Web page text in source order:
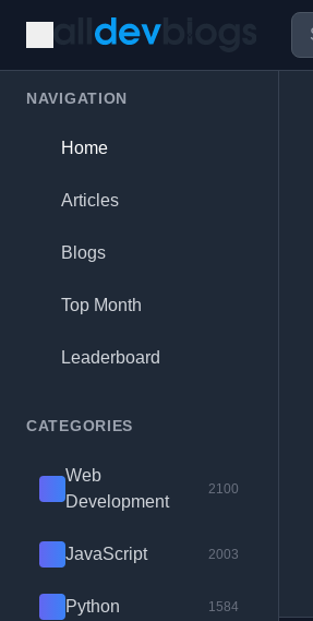
NAVIGATION
Home
Articles
Blogs
Top Month
Leaderboard
CATEGORIES
Web
Development
2100
JavaScript 2003
Python 1584